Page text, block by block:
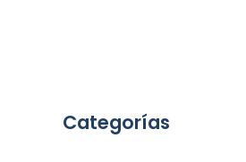
Categorías